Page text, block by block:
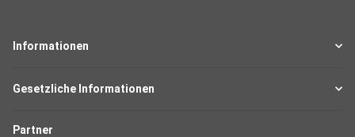
Informationen
Gesetzliche Informationen
Partner